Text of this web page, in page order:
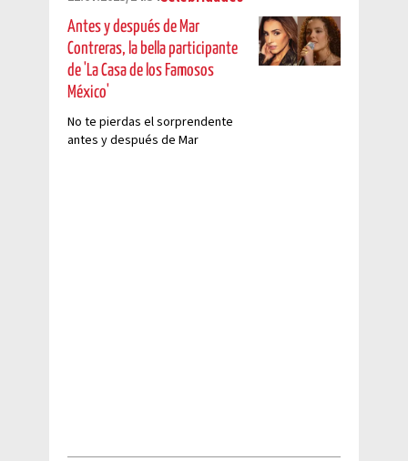
Antes y después de Mar
Contreras, la bella participante
de 'La Casa de los Famosos
México'
No te pierdas el sorprendente
antes y después de Mar